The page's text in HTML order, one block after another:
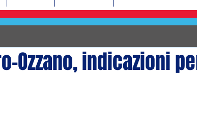
Ozzano, indicazioni